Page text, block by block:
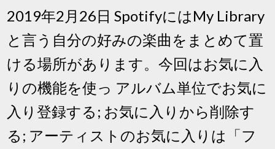
2019年2月26日 SpotifyにはMy Library
と言う自分の好みの楽曲をまとめて置
ける場所があります。今回はお気に入
りの機能を使っ アルバム単位でお気に
入り登録する; お気に入りから削除す
る; アーティストのお気に入りは「フ